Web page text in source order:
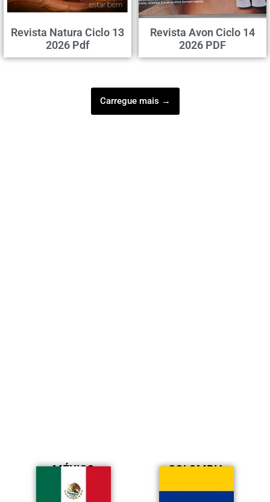
Revista Natura Ciclo 13
2026 Pdf
Revista Avon Ciclo 14
2026 PDF
Carregue mais →
MÉXICO COLOMBIA